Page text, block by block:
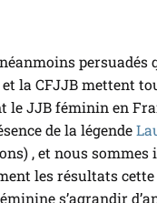
persuadés
la CFJJB mettent
le JJB féminin en
de la légende
, et nous sommes
les résultats
s’agrandir